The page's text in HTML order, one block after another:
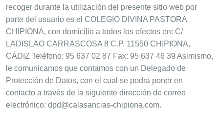
recoger durante la utilización del presente sitio web por
parte del usuario es el COLEGIO DIVINA PASTORA
CHIPIONA, con domicilio a todos los efectos en: C/
LADISLAO CARRASCOSA 8 C.P. 11550 CHIPIONA,
CÁDIZ Teléfono: 95 637 02 87 Fax: 95 637 46 39 Asimismo,
le comunicamos que contamos con un Delegado de
Protección de Datos, con el cual se podrá poner en
contacto a través de la siguiente dirección de correo
electrónico: dpd@calasancias-chipiona.com.